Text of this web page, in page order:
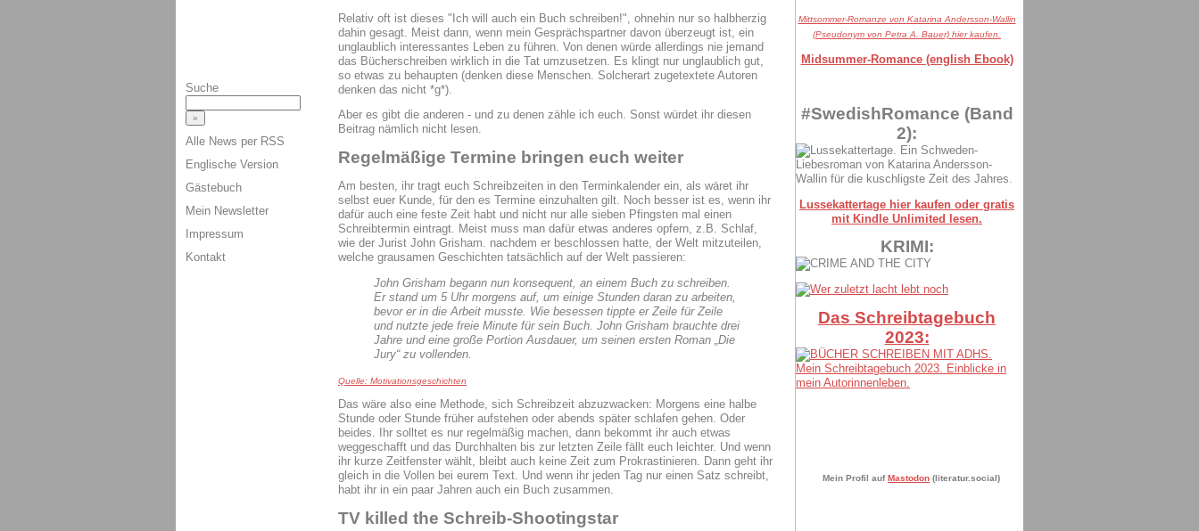
Relativ oft ist dieses "Ich will auch ein Buch schreiben!", ohnehin nur so halbherzig
dahin gesagt. Meist dann, wenn mein Gesprächspartner davon überzeugt ist, ein
unglaublich interessantes Leben zu führen. Von denen würde allerdings nie jemand
das Bücherschreiben wirklich in die Tat umzusetzen. Es klingt nur unglaublich gut,
so etwas zu behaupten (denken diese Menschen. Solcherart zugetextete Autoren
denken das nicht *g*).
Aber es gibt die anderen - und zu denen zähle ich euch. Sonst würdet ihr diesen
Beitrag nämlich nicht lesen.
Regelmäßige Termine bringen euch weiter
Am besten, ihr tragt euch Schreibzeiten in den Terminkalender ein, als wäret ihr
selbst euer Kunde, für den es Termine einzuhalten gilt. Noch besser ist es, wenn ihr
dafür auch eine feste Zeit habt und nicht nur alle sieben Pfingsten mal einen
Schreibtermin eintragt. Meist muss man dafür etwas anderes opfern, z.B. Schlaf,
wie der Jurist John Grisham. nachdem er beschlossen hatte, der Welt mitzuteilen,
welche grausamen Geschichten tatsächlich auf der Welt passieren:
John Grisham begann nun konsequent, an einem Buch zu schreiben.
Er stand um 5 Uhr morgens auf, um einige Stunden daran zu arbeiten,
bevor er in die Arbeit musste. Wie besessen tippte er Zeile für Zeile
und nutzte jede freie Minute für sein Buch. John Grisham brauchte drei
Jahre und eine große Portion Ausdauer, um seinen ersten Roman „Die
Jury“ zu vollenden.
Quelle: Motivationsgeschichten
Das wäre also eine Methode, sich Schreibzeit abzuzwacken: Morgens eine halbe
Stunde oder Stunde früher aufstehen oder abends später schlafen gehen. Oder
beides. Ihr solltet es nur regelmäßig machen, dann bekommt ihr auch etwas
weggeschafft und das Durchhalten bis zur letzten Zeile fällt euch leichter. Und wenn
ihr kurze Zeitfenster wählt, bleibt auch keine Zeit zum Prokrastinieren. Dann geht ihr
gleich in die Vollen bei eurem Text. Und wenn ihr jeden Tag nur einen Satz schreibt,
habt ihr in ein paar Jahren auch ein Buch zusammen.
TV killed the Schreib-Shootingstar
Mittsommer-Romanze von Katarina Andersson-Wallin
(Pseudonym von Petra A. Bauer) hier kaufen.
Midsummer-Romance (english Ebook)
#SwedishRomance (Band
2):
Lussekattertage hier kaufen oder gratis
mit Kindle Unlimited lesen.
KRIMI:
Das Schreibtagebuch
2023:
Mein Profil auf Mastodon (literatur.social)
Suche
Alle News per RSS
Englische Version
Gästebuch
Mein Newsletter
Impressum
Kontakt